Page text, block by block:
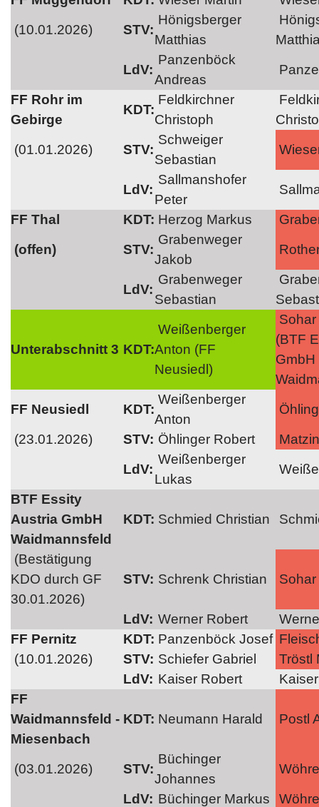
(10.01.2026)
STV:
Hönigsberger
Matthias
LdV:
Panzenböck
Andreas
FF Rohr im
Gebirge
KDT:
Feldkirchner
Christoph
(01.01.2026)
STV:
Schweiger
Sebastian
LdV:
Sallmanshofer
Peter
FF Thal
KDT: Herzog Markus
(offen)
STV:
Grabenweger
Jakob
LdV:
Grabenweger
Sebastian
Unterabschnitt 3 KDT:
Weißenberger
Anton (FF
Neusiedl)
(BTF
GmbH
FF Neusiedl
KDT:
Weißenberger
Anton
(23.01.2026)
STV: Öhlinger Robert
LdV:
Weißenberger
Lukas
BTF Essity
Austria GmbH
Waidmannsfeld
KDT: Schmied Christian
(Bestätigung
KDO durch GF
30.01.2026)
STV: Schrenk Christian
LdV: Werner Robert
FF Pernitz
KDT: Panzenböck Josef
(10.01.2026)
STV: Schiefer Gabriel
Tröstl
LdV: Kaiser Robert
FF
Waidmannsfeld -
Miesenbach
KDT: Neumann Harald Postl
(03.01.2026) STV:
Büchinger
Johannes
LdV: Büchinger Markus